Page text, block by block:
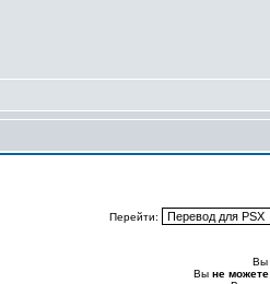
Перейти:
Вы
Вы не можете